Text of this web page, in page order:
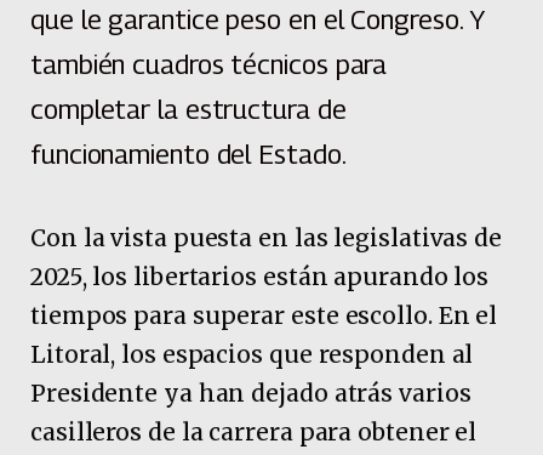
que le garantice peso en el Congreso. Y
también cuadros técnicos para
completar la estructura de
funcionamiento del Estado.
Con la vista puesta en las legislativas de
2025, los libertarios están apurando los
tiempos para superar este escollo. En el
Litoral, los espacios que responden al
Presidente ya han dejado atrás varios
casilleros de la carrera para obtener el